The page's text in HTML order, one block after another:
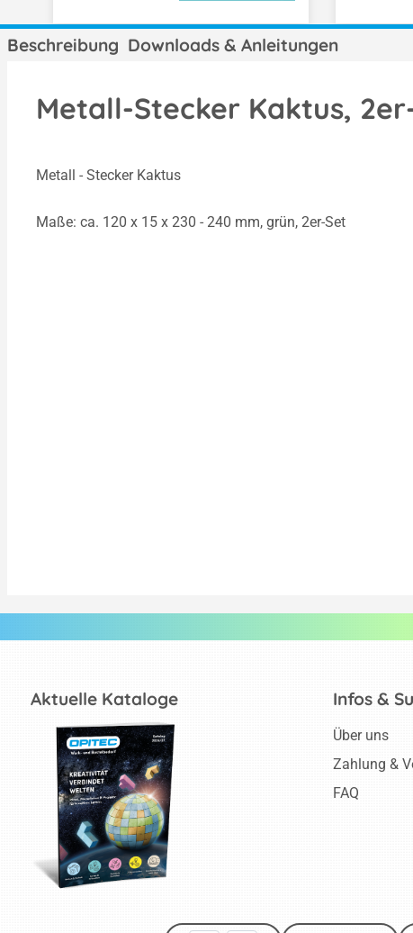
Beschreibung Downloads & Anleitungen
Metall-Stecker Kaktus,
Metall - Stecker Kaktus
Maße: ca. 120 x 15 x 230 - 240 mm, grün, 2er-Set
Aktuelle Kataloge Infos &
Über uns
Zahlung &
FAQ